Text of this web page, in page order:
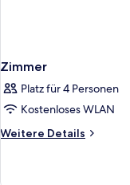
Zimmer
Platz für 4 Personen
Kostenloses WLAN
Weitere Details
Weitere